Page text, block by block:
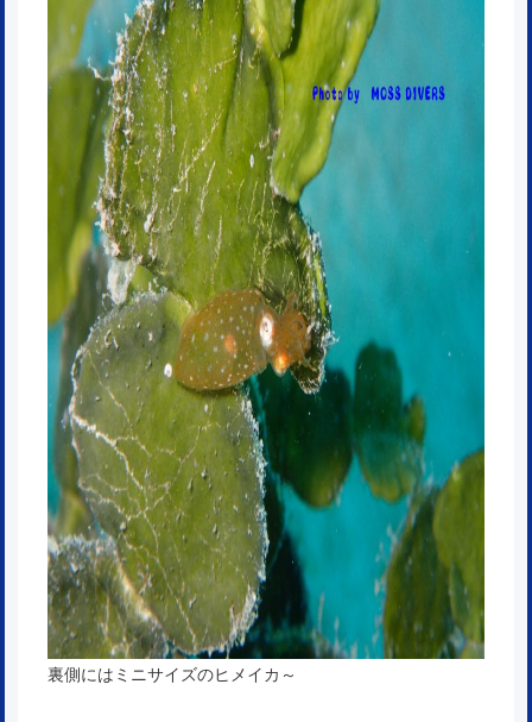
裏側にはミニサイズのヒメイカ～